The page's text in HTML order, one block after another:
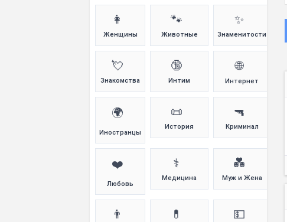
👩
Женщины
🐾
Животные
✨
Знаменитости
💘
Знакомства
🔞
Интим
🌐
Интернет
🌍
Иностранцы
📜
История
🔫
Криминал
❤️
Любовь
⚕️
Медицина
💑
Муж и Жена
👨 💊 💵